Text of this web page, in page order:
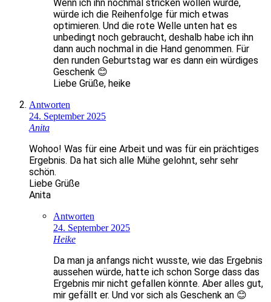
Wenn ich ihn nochmal stricken wollen würde,
würde ich die Reihenfolge für mich etwas
optimieren. Und die rote Welle unten hat es
unbedingt noch gebraucht, deshalb habe ich ihn
dann auch nochmal in die Hand genommen. Für
den runden Geburtstag war es dann ein würdiges
Geschenk 😊
Liebe Grüße, heike
Antworten
24. September 2025
Anita
Wohoo! Was für eine Arbeit und was für ein prächtiges
Ergebnis. Da hat sich alle Mühe gelohnt, sehr sehr
schön.
Liebe Grüße
Anita
Antworten
24. September 2025
Heike
Da man ja anfangs nicht wusste, wie das Ergebnis
aussehen würde, hatte ich schon Sorge dass das
Ergebnis mir nicht gefallen könnte. Aber alles gut,
mir gefällt er. Und vor sich als Geschenk an 😊